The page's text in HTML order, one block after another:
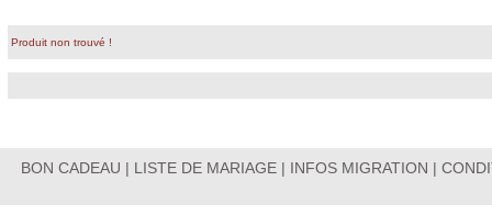
Produit non trouvé !
BON CADEAU | LISTE DE MARIAGE| INFOS MIGRATION |